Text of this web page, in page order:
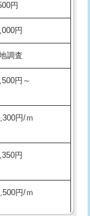
円
円
円
場見積
円+材料費
円
円
円
調査
円～
円/ｍ
円
円/ｍ